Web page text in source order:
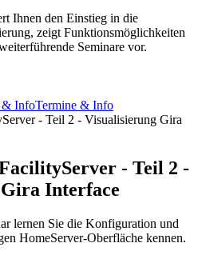
Ihnen den Einstieg in die
zeigt Funktionsmöglichkeiten
Seminare vor.
& InfoTermine & Info
- Teil 2 -
Interface
lernen Sie die Konfiguration und
HomeServer-Oberfläche kennen.